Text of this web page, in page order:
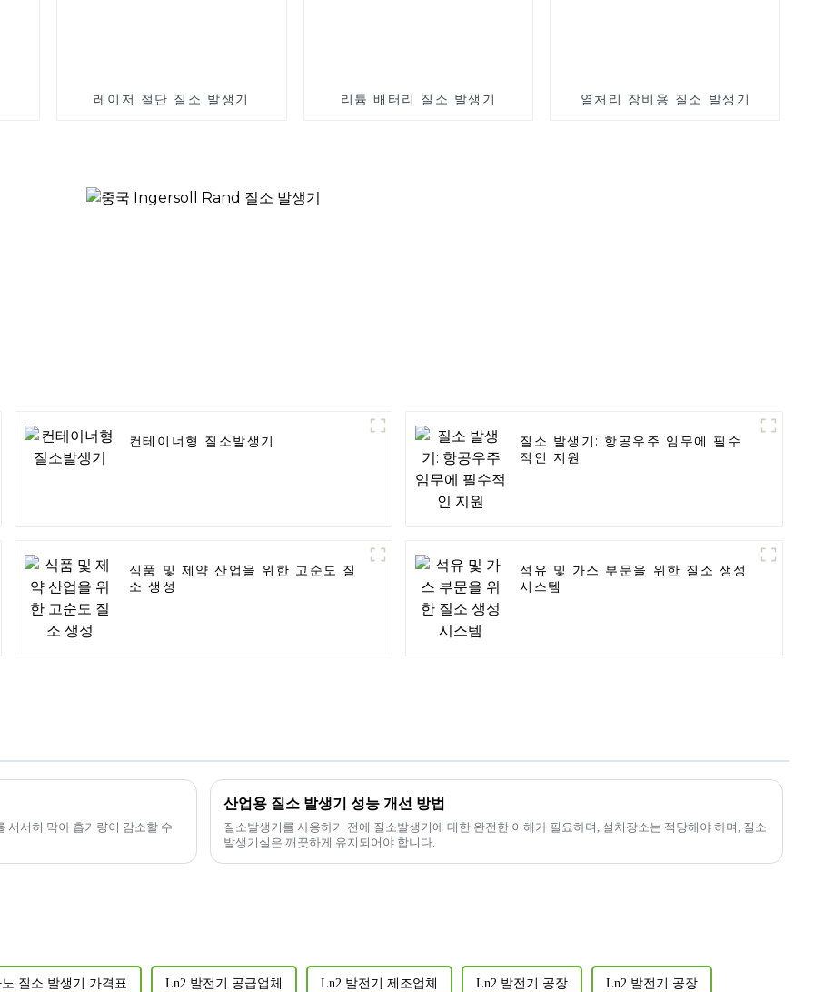
레이저 절단 질소 발생기 리튬 배터리 질소 발생기 열처리 장비용 질소 발생기
컨테이너형 질소발생기
질소 발생기: 항공우주 임무에 필수
적인 지원
식품 및 제약 산업을 위한 고순도 질
소 생성
석유 및 가스 부문을 위한 질소 생성
시스템
서서히 막아 흡기량이 감소할 수
산업용 질소 발생기 성능 개선 방법
질소발생기를 사용하기 전에 질소발생기에 대한 완전한 이해가 필요하며, 설치장소는 적당해야 하며, 질소
발생기실은 깨끗하게 유지되어야 합니다.
노 질소 발생기 가격표 Ln2 발전기 공급업체 Ln2 발전기 제조업체 Ln2 발전기 공장 Ln2 발전기 공장